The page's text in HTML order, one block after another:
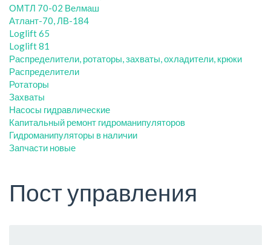
ОМТЛ 70-02 Велмаш
Атлант-70, ЛВ-184
Loglift 65
Loglift 81
Распределители, ротаторы, захваты, охладители, крюки
Распределители
Ротаторы
Захваты
Насосы гидравлические
Капитальный ремонт гидроманипуляторов
Гидроманипуляторы в наличии
Запчасти новые
Пост управления